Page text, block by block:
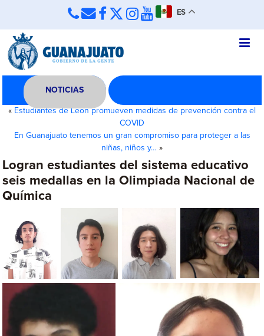
ES
NOTICIAS
« Estudiantes de León promueven medidas de prevención contra el
COVID
En Guanajuato tenemos un gran compromiso para proteger a las
niñas, niños y… »
Logran estudiantes del sistema educativo
seis medallas en la Olimpiada Nacional de
Química